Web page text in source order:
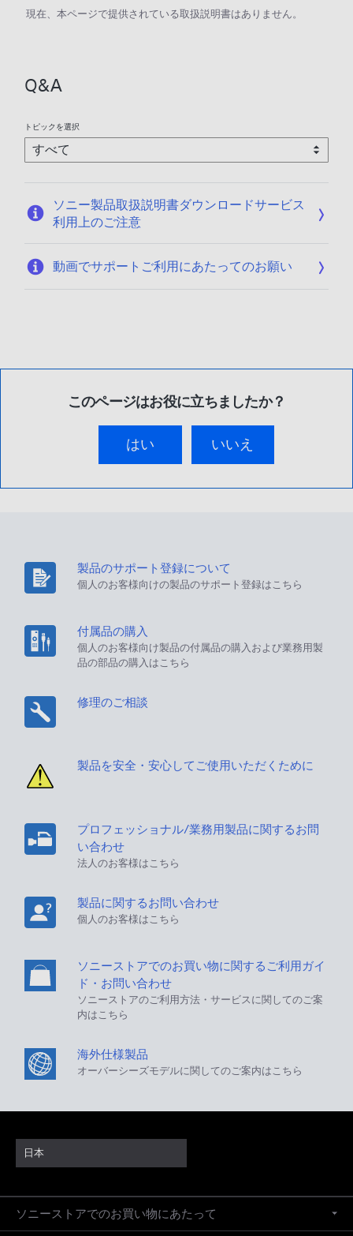
現在、本ページで提供されている取扱説明書はありません。
Q&A
トピックを選択
ソニー製品取扱説明書ダウンロードサービス
利用上のご注意
動画でサポートご利用にあたってのお願い
このページはお役に立ちましたか？
はい いいえ
製品のサポート登録について
個人のお客様向けの製品のサポート登録はこちら
付属品の購入
個人のお客様向け製品の付属品の購入および業務用製
品の部品の購入はこちら
修理のご相談
製品を安全・安心してご使用いただくために
プロフェッショナル/業務用製品に関するお問
い合わせ
法人のお客様はこちら
製品に関するお問い合わせ
個人のお客様はこちら
ソニーストアでのお買い物に関するご利用ガイ
ド・お問い合わせ
ソニーストアのご利用方法・サービスに関してのご案
内はこちら
海外仕様製品
オーバーシーズモデルに関してのご案内はこちら
日本
ソニーストアでのお買い物にあたって